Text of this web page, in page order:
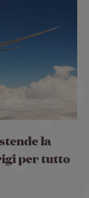
la
per tutto